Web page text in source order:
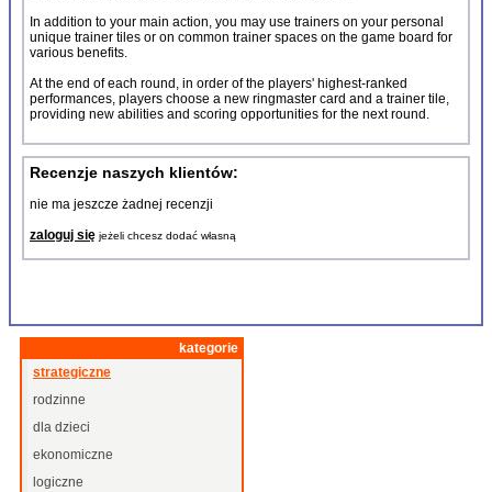
In addition to your main action, you may use trainers on your personal
unique trainer tiles or on common trainer spaces on the game board for
various benefits.
At the end of each round, in order of the players' highest-ranked
performances, players choose a new ringmaster card and a trainer tile,
providing new abilities and scoring opportunities for the next round.
Recenzje naszych klientów:
nie ma jeszcze żadnej recenzji
zaloguj się jeżeli chcesz dodać własną
kategorie
strategiczne
rodzinne
dla dzieci
ekonomiczne
logiczne